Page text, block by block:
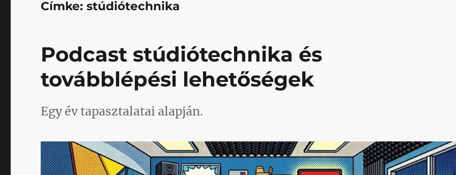
Címke:stúdiótechnika
Podcast stúdiótechnika és
továbblépési lehetőségek
Egy év tapasztalatai alapján.